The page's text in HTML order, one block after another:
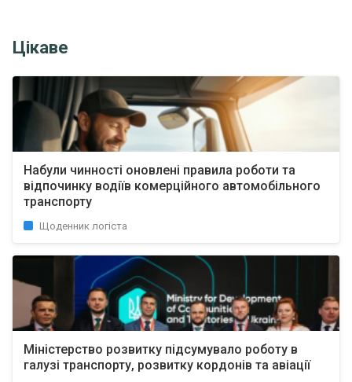
Цікаве
Набули чинності оновлені правила роботи та
відпочинку водіїв комерційного автомобільного
транспорту
Щоденник логіста
Міністерство розвитку підсумувало роботу в
галузі транспорту, розвитку кордонів та авіації